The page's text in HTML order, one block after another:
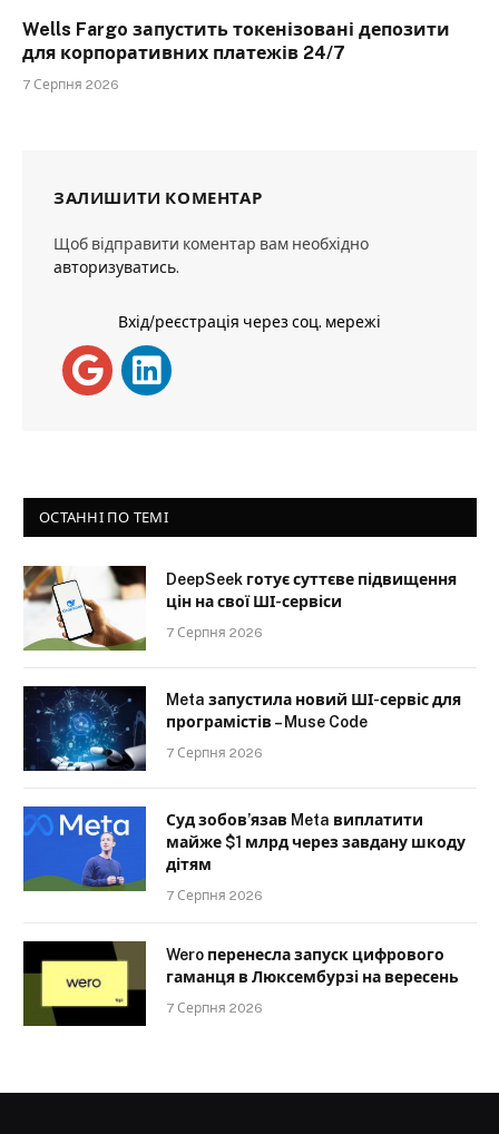
Wells Fargo запустить токенізовані депозити
для корпоративних платежів 24/7
7 Серпня 2026
ЗАЛИШИТИ КОМЕНТАР
Щоб відправити коментар вам необхідно
авторизуватись.
Вхід/реєстрація через соц. мережі
ОСТАННІ ПО ТЕМІ
DeepSeek готує суттєве підвищення
цін на свої ШІ-сервіси
7 Серпня 2026
Meta запустила новий ШІ-сервіс для
програмістів – Muse Code
7 Серпня 2026
Суд зобов’язав Meta виплатити
майже $1 млрд через завдану шкоду
дітям
7 Серпня 2026
Wero перенесла запуск цифрового
гаманця в Люксембурзі на вересень
7 Серпня 2026